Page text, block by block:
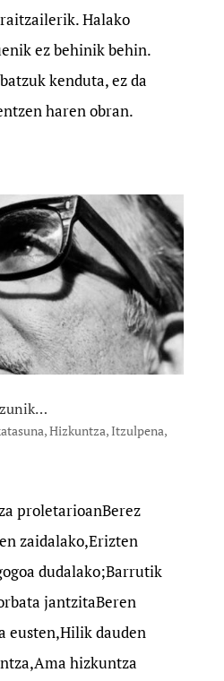
Halako
ez behinik behin.
kenduta, ez da
haren obran.
,Hizkuntza,Itzulpena,
proletarioanBerez
zaidalako,Erizten
dudalako;Barrutik
jantzitaBeren
eusten,Hilik dauden
hizkuntza